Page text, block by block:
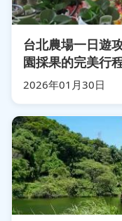
台北農場一日遊
園採果的完美行
2026年01月30日